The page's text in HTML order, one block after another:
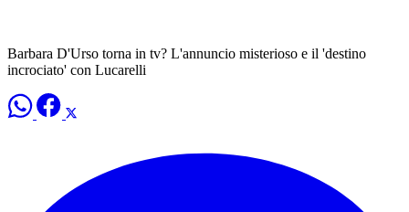
Barbara D'Urso torna in tv? L'annuncio misterioso e il 'destino
incrociato' con Lucarelli